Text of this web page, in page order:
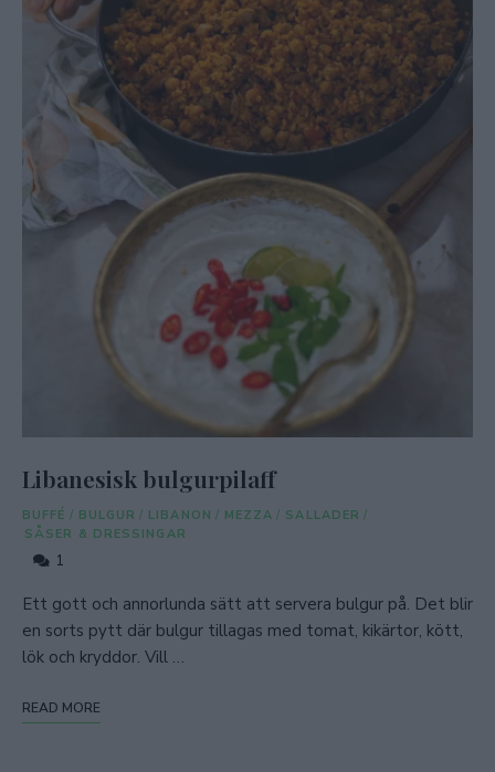
Libanesisk bulgurpilaff
BUFFÉ / BULGUR / LIBANON / MEZZA / SALLADER /
SÅSER & DRESSINGAR
1
Ett gott och annorlunda sätt att servera bulgur på. Det blir
en sorts pytt där bulgur tillagas med tomat, kikärtor, kött,
lök och kryddor. Vill …
READ MORE